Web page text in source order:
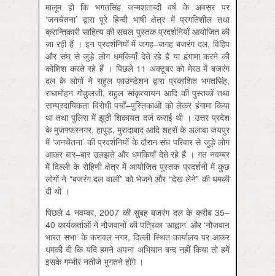
मालूम हो कि भगतसिंह जन्मशताब्दी वर्ष के अवसर पर
‘जनचेतना’ द्वारा पूरे हिन्दी भाषी क्षेत्र में प्रगतिशील तथा
क्रान्तिकारी साहित्य की सचल पुस्तक प्रदर्शनियाँ आयोजित की
जा रही हैं । इन प्रदर्शनियों में जगह–जगह बजरंग दल, विहिप
और संघ से जुड़े लोग धमकियाँ देते रहे हैं या हंगामा करने की
कोशिश करते रहे हैं । पिछले 11 अक्टूबर को मेरठ में बजरंग
दल के लोगों ने राहुल फाउण्डेशन द्वारा प्रकाशित भगतसिंह,
राधामोहन गोकुलजी, राहुल सांकृत्यायन आदि की पुस्तकों तथा
साम्प्रदायिकता विरोधी पर्चों–पुस्तिकाओं को लेकर हंगामा किया
था तथा पुलिस में झूठी शिकायत दर्ज कराई थी । उत्तर प्रदेश
के मुजफ्फरनगर, हापुड़, मुरादाबाद आदि शहरों के अलावा जयपुर
में ‘जनचेतना’ की प्रदर्शनियों के दौरान संघ परिवार से जुड़े लोग
आकर बार–बार उलझते और धमकियाँ देते रहे हैं । गत नवम्बर
में दिल्ली के रोहिणी क्षेत्र में आयोजित पुस्तक प्रदर्शनी में कुछ
लोगों ने “बजरंग दल वालों” को भेजने और “देख लेने” की धमकी
दी थी ।
पिछले 4 नवम्बर, 2007 की सुबह बजरंग दल के करीब 35–
40 कार्यकर्ताओं ने नौजवानों की पत्रिका ‘आह्वान’ और ‘नौजवान
भारत सभा’ के करावल नगर, दिल्ली स्थित कार्यालय पर आकर
धमकी दी कि यदि हमने अपना अभियान बन्द नहीं किया तो हमें
इसके गम्भीर नतीजे भुगतने होंगे ।